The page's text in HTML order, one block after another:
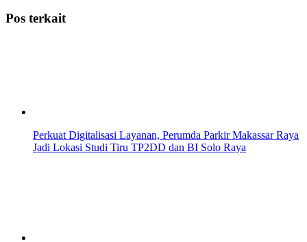
Pos terkait
Perkuat Digitalisasi Layanan, Perumda Parkir Makassar Raya
Jadi Lokasi Studi Tiru TP2DD dan BI Solo Raya